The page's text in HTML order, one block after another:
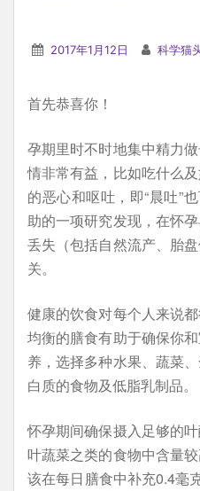
2017年1月12日 科学猫
首先恭喜你！
孕期里时不时地集中精力
情非常有益，比如吃什么
的恶心和呕吐，即“晨吐
助的一项研究发现，在怀
丢失（包括自然流产、胎
关。
健康的饮食对每个人来说
均衡的膳食有助于确保你
养，选择多种水果、蔬菜
白质的食物及低脂乳制品。
怀孕期间确保摄入足够的
叶蔬菜之类的食物中含量
该在每日膳食中补充0.4毫